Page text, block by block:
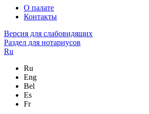
О палате
Контакты
Версия для слабовидящих
Раздел для нотариусов
Ru
Ru
Eng
Bel
Es
Fr